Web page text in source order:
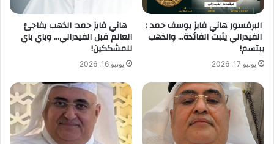
البرفسور هاني فايز يوسف حمد :
الفيدرالي يثبت الفائدة… والذهب
يبتسم!
يونيو 17, 2026
هاني فايز حمد: الذهب يفاجئ
العالم قبل الفيدرالي… وباي باي
للمشككين!
يونيو 16, 2026